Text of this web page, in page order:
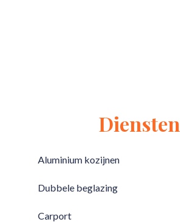
Diensten
Aluminium kozijnen
Dubbele beglazing
Carport